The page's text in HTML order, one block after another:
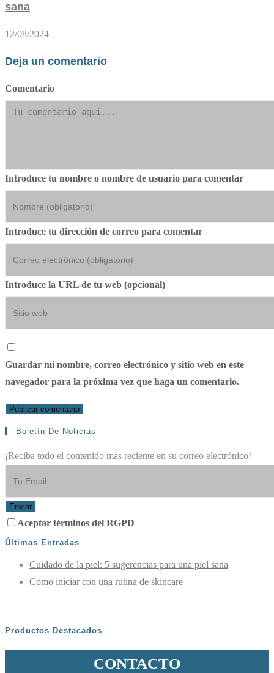
sana
12/08/2024
Deja un comentario
Comentario
Introduce tu nombre o nombre de usuario para comentar
Introduce tu dirección de correo para comentar
Introduce la URL de tu web (opcional)
Guardar mi nombre, correo electrónico y sitio web en este
navegador para la próxima vez que haga un comentario.
Boletín De Noticias
¡Reciba todo el contenido más reciente en su correo electrónico!
Enviar
Aceptar términos del RGPD
Últimas Entradas
Cuidado de la piel: 5 sugerencias para una piel sana
Cómo iniciar con una rutina de skincare
Productos Destacados
CONTACTO